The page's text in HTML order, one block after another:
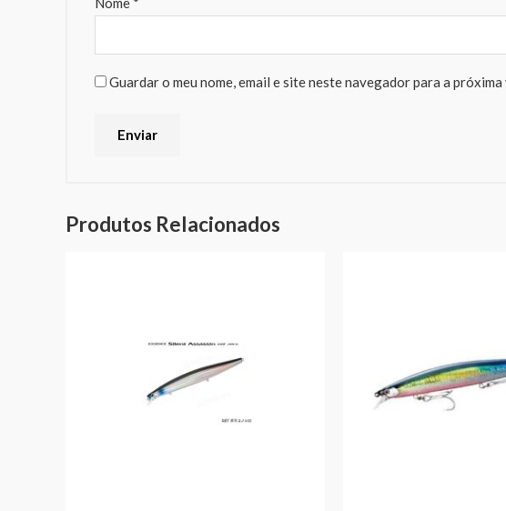
Guardar o meu nome, email e site neste navegador para a próxima
Produtos Relacionados